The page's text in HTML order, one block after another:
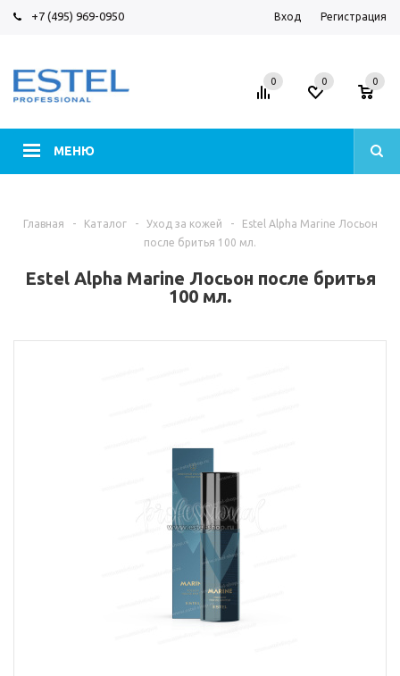
+7 (495) 969-0950 Вход Регистрация
МЕНЮ
0 0 0
Главная - Каталог - Уход за кожей -
Estel Alpha Marine Лосьон
после бритья 100 мл.
Estel Alpha Marine Лосьон после бритья
100 мл.